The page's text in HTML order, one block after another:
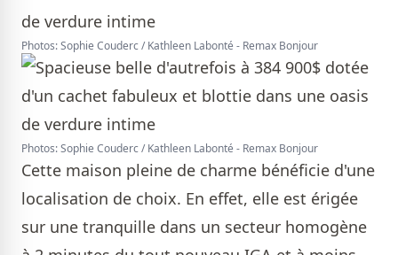
Photos: Sophie Couderc / Kathleen Labonté - Remax Bonjour
Photos: Sophie Couderc / Kathleen Labonté - Remax Bonjour
Cette maison pleine de charme bénéficie d'une
localisation de choix. En effet, elle est érigée
sur une tranquille dans un secteur homogène